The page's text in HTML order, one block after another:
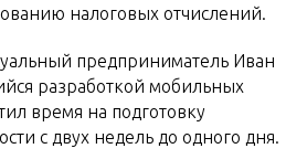
налоговых отчислений.
предприниматель Иван
разработкой мобильных
время на подготовку
с двух недель до одного дня.